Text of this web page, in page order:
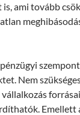
ami tovább
Nem
Emellett